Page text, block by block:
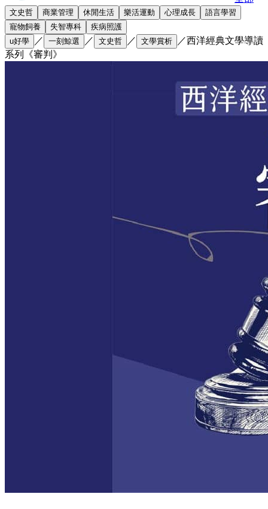
文史哲 商業管理 休閒生活 樂活運動 心理成長
語言學習
寵物飼養
失智專科
疾病照護
u好學
／ 一刻鯨選 ／ 文史哲 ／ 文學賞析 ／西洋經典文學導讀
系列《審判》